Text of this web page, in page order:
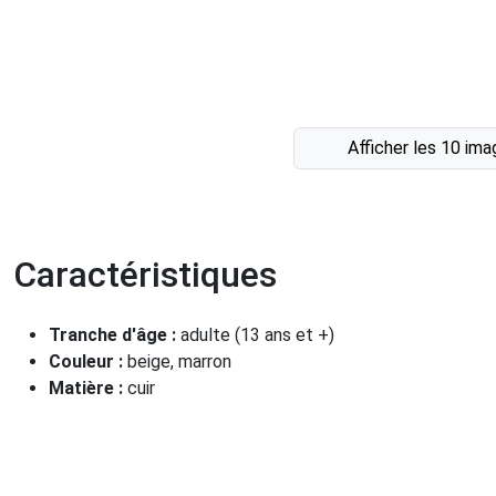
Afficher les 10
Caractéristiques
Tranche d'âge : adulte (13 ans et +)
Couleur : beige, marron
Matière : cuir